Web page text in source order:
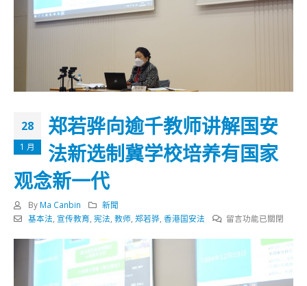
28
1 月
郑若骅向逾千教师讲解国安
法新选制冀学校培养有国家
观念新一代
By Ma Canbin
新聞
基本法, 宣传教育, 宪法, 教师, 郑若骅, 香港国安法
在
骅
留言功能已關閉